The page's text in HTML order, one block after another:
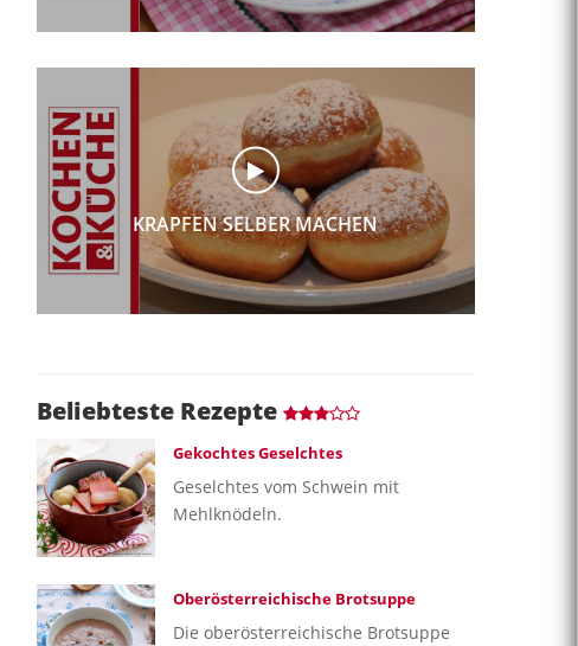
KRAPFEN SELBER MACHEN
Beliebteste Rezepte
Gekochtes Geselchtes
Geselchtes vom Schwein mit
Mehlknödeln.
Oberösterreichische Brotsuppe
Die oberösterreichische Brotsuppe